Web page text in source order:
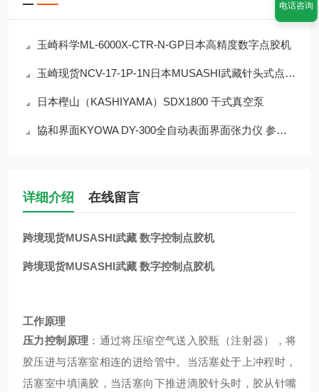
玉崎科学ML-6000X-CTR-N-GP日本高精度数字点胶机
玉崎现货NCV-17-1P-1N日本MUSASHI武藏针头式点胶控制阀
日本樫山（KASHIYAMA）SDX1800 干式真空泵
協和界面KYOWA DY-300全自动表面界面张力仪 参数介绍
详细介绍 在线留言
跨境现货MUSASHI武藏 数字控制点胶机
跨境现货MUSASHI武藏 数字控制点胶机
工作原理
压力控制原理 ：通过将压缩空气送入胶瓶（注射器），将
胶压进与活塞室相连的进给管中。当活塞处于上冲程时，
活塞室中填满胶，当活塞向下推进滴胶针头时，胶从针嘴
电话咨询